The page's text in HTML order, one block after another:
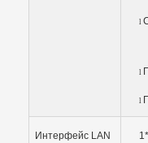
l
l
l
Интерфейс LAN